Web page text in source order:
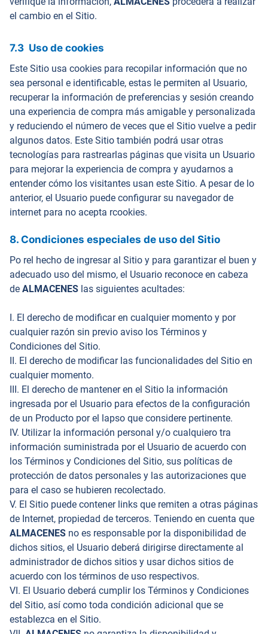
el cambio en el Sitio.
7.3 Uso de cookies
Este Sitio usa cookies para recopilar información que no
sea personal e identificable, estas le permiten al Usuario,
recuperar la información de preferencias y sesión creando
una experiencia de compra más amigable y personalizada
y reduciendo el número de veces que el Sitio vuelve a pedir
algunos datos. Este Sitio también podrá usar otras
tecnologías para rastrearlas páginas que visita un Usuario
para mejorar la experiencia de compra y ayudarnos a
entender cómo los visitantes usan este Sitio. A pesar de lo
anterior, el Usuario puede configurar su navegador de
internet para no acepta rcookies.
8. Condiciones especiales de uso del Sitio
Po rel hecho de ingresar al Sitio y para garantizar el buen y
adecuado uso del mismo, el Usuario reconoce en cabeza
de ALMACENES las siguientes acultades:
I. El derecho de modificar en cualquier momento y por
cualquier razón sin previo aviso los Términos y
Condiciones del Sitio.
II. El derecho de modificar las funcionalidades del Sitio en
cualquier momento.
III. El derecho de mantener en el Sitio la información
ingresada por el Usuario para efectos de la configuración
de un Producto por el lapso que considere pertinente.
IV. Utilizar la información personal y/o cualquiero tra
información suministrada por el Usuario de acuerdo con
los Términos y Condiciones del Sitio, sus políticas de
protección de datos personales y las autorizaciones que
para el caso se hubieren recolectado.
V. El Sitio puede contener links que remiten a otras páginas
de Internet, propiedad de terceros. Teniendo en cuenta que
ALMACENES no es responsable por la disponibilidad de
dichos sitios, el Usuario deberá dirigirse directamente al
administrador de dichos sitios y usar dichos sitios de
acuerdo con los términos de uso respectivos.
VI. El Usuario deberá cumplir los Términos y Condiciones
del Sitio, así como toda condición adicional que se
establezca en el Sitio.